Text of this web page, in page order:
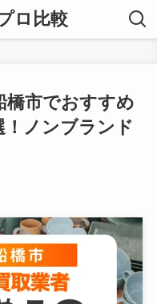
ロ比較
橋市でおすすめ
！ノンブランド